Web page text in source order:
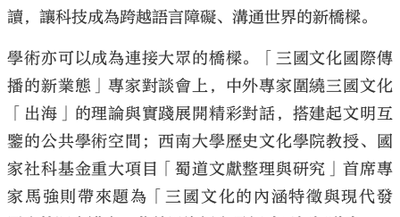
讀，讓科技成為跨越語言障礙、溝通世界的新橋樑。
學術亦可以成為連接大眾的橋樑。「三國文化國際傳
播的新業態」專家對談會上，中外專家圍繞三國文化
「出海」的理論與實踐展開精彩對話，搭建起文明互
鑒的公共學術空間；西南大學歷史文化學院教授、國
家社科基金重大項目「蜀道文獻整理與研究」首席專
家馬強則帶來題為「三國文化的內涵特徵與現代發